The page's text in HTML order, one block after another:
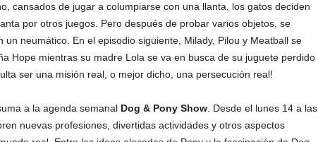
cansados de jugar a columpiarse con una llanta, los gatos deciden
por otros juegos. Pero después de probar varios objetos, se
un neumático. En el episodio siguiente, Milady, Pilou y Meatball se
Hope mientras su madre Lola se va en busca de su juguete perdido
ser una misión real, o mejor dicho, una persecución real!
a la agenda semanal Dog & Pony Show. Desde el lunes 14 a las
nuevas profesiones, divertidas actividades y otros aspectos